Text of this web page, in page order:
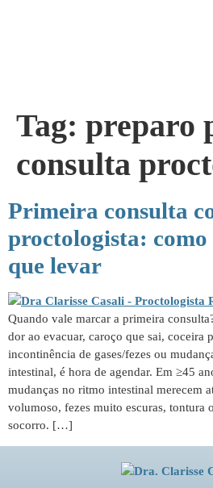
Tag: preparo
consulta
Primeira consulta
proctologista: como
que levar
Quando vale marcar a primeira
dor ao evacuar, caroço que sai, coceira
incontinência de gases/fezes ou
intestinal, é hora de agendar. Em ≥45
mudanças no ritmo intestinal merecem
volumoso, fezes muito escuras, tontura
socorro. […]